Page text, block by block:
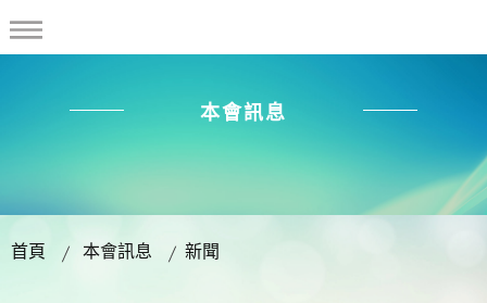
本會訊息
首頁 本會訊息 新聞